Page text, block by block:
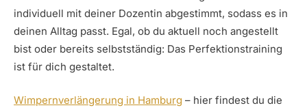
individuell mit deiner Dozentin abgestimmt, sodass es in
deinen Alltag passt. Egal, ob du aktuell noch angestellt
bist oder bereits selbstständig: Das Perfektionstraining
ist für dich gestaltet.
Wimpernverlängerung in Hamburg – hier findest du die